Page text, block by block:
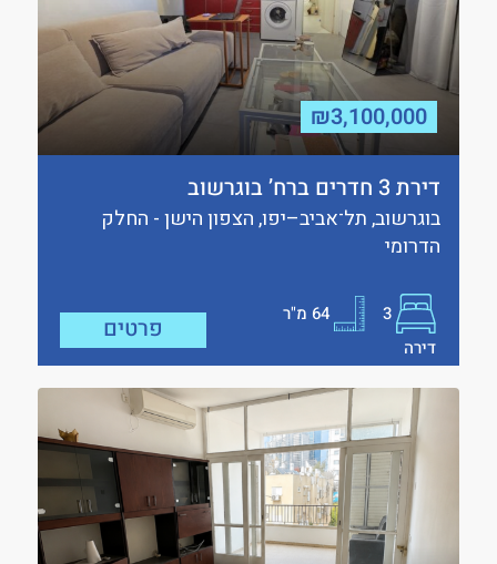
₪3,100,000
דירת 3 חדרים ברח’ בוגרשוב
בוגרשוב, תל־אביב–יפו, הצפון הישן - החלק
הדרומי
3
64מ"ר
דירה
פרטים